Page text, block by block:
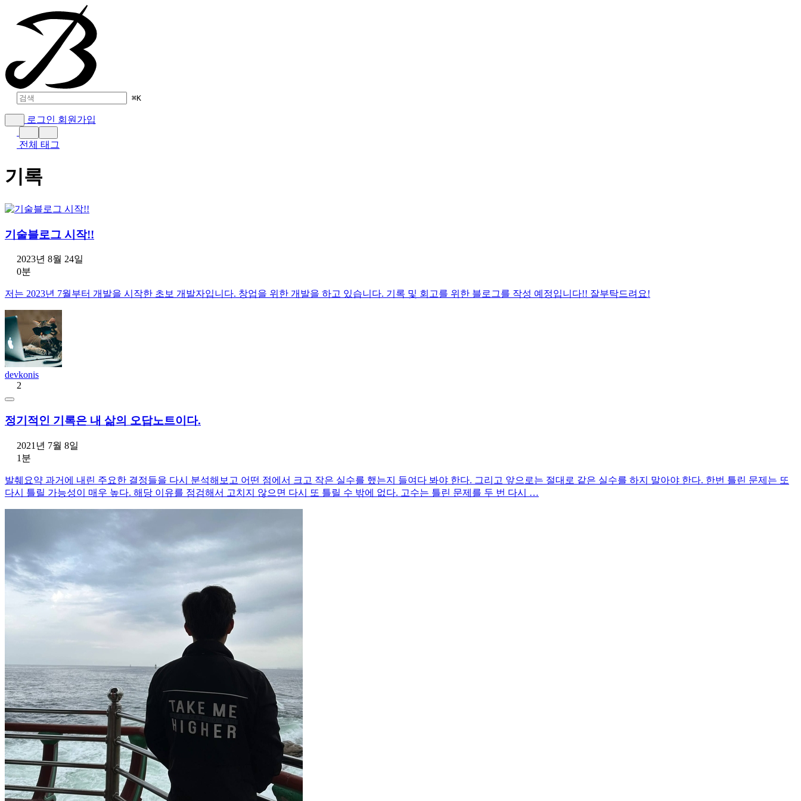
⌘K
로그인 회원가입
전체 태그
기록
기술블로그 시작!!
2023년 8월 24일
0분
저는 2023년 7월부터 개발을 시작한 초보 개발자입니다. 창업을 위한 개발을 하고 있습니다. 기록 및 회고를 위한 블로그를 작성 예정입니다!! 잘부탁드려요!
devkonis
2
정기적인 기록은 내 삶의 오답노트이다.
2021년 7월 8일
1분
발췌요약 과거에 내린 주요한 결정들을 다시 분석해보고 어떤 점에서 크고 작은 실수를 했는지 들여다 봐야 한다. 그리고 앞으로는 절대로 같은 실수를 하지 말아야 한다. 한번 틀린 문제는 또
다시 틀릴 가능성이 매우 높다. 해당 이유를 점검해서 고치지 않으면 다시 또 틀릴 수 밖에 없다. 고수는 틀린 문제를 두 번 다시 …